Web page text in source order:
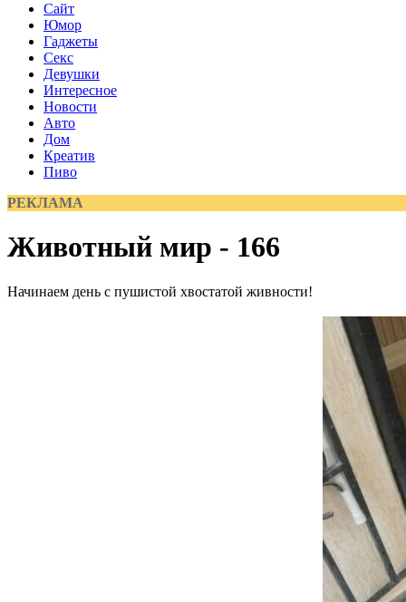
Сайт
Юмор
Гаджеты
Секс
Девушки
Интересное
Новости
Авто
Дом
Креатив
Пиво
РЕКЛАМА
Животный мир - 166
Начинаем день с пушистой хвостатой живности!